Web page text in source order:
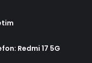
Redmi 17 5G